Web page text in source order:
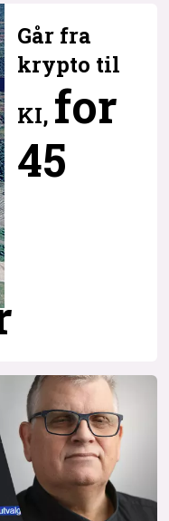
Går fra
krypto til
KI, for
45